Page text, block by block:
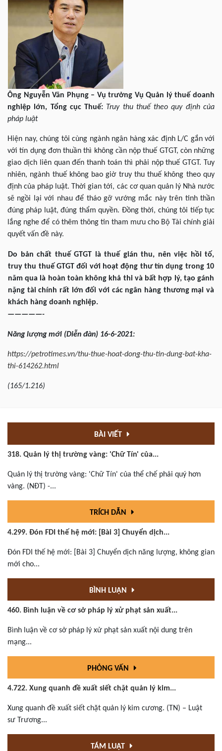
Ông Nguyễn Văn Phụng – Vụ trưởng Vụ Quản lý thuế doanh
nghiệp lớn, Tổng cục Thuế: Truy thu thuế theo quy định của
pháp luật
Hiện nay, chúng tôi cùng ngành ngân hàng xác định L/C gắn với
với tín dụng đơn thuần thì không cần nộp thuế GTGT, còn những
giao dịch liên quan đến thanh toán thì phải nộp thuế GTGT. Tuy
nhiên, ngành thuế không bao giờ truy thu thuế không theo quy
định của pháp luật. Thời gian tới, các cơ quan quản lý Nhà nước
sẽ ngồi lại với nhau để tháo gỡ vướng mắc này trên tinh thần
đúng pháp luật, đúng thẩm quyền. Đồng thời, chúng tôi tiếp tục
lắng nghe để có thêm thông tin tham mưu cho Bộ Tài chính giải
quyết vấn đề này.
Do bản chất thuế GTGT là thuế gián thu, nên việc hồi tố,
truy thu thuế GTGT đối với hoạt động thư tín dụng trong 10
năm qua là hoàn toàn không khả thi và bất hợp lý, tạo gánh
nặng tài chính rất lớn đối với các ngân hàng thương mại và
khách hàng doanh nghiệp.
—————-
Năng lượng mới (Diễn đàn) 16-6-2021:
https://petrotimes.vn/thu-thue-hoat-dong-thu-tin-dung-bat-kha-
thi-614262.html
(165/1.216)
BÀI VIẾT
318. Quản lý thị trường vàng: 'Chữ Tín' của...
Quản lý thị trường vàng: 'Chữ Tín' của thể chế phải quý hơn
vàng. (NĐT) -...
TRÍCH DẪN
4.299. Đón FDI thế hệ mới: [Bài 3] Chuyển dịch...
Đón FDI thế hệ mới: [Bài 3] Chuyển dịch năng lượng, không gian
mới cho...
BÌNH LUẬN
460. Bình luận về cơ sở pháp lý xử phạt sản xuất...
Bình luận về cơ sở pháp lý xử phạt sản xuất nội dung trên
mạng...
PHỎNG VẤN
4.722. Xung quanh đề xuất siết chặt quản lý kim...
Xung quanh đề xuất siết chặt quản lý kim cương. (TN) – Luật
sư Trương...
TÁM LUẬT